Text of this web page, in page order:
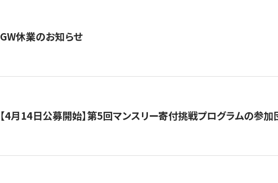
GW休業のお知らせ
【4月14日公募開始】第5回マンスリー寄付挑戦プログラムの参